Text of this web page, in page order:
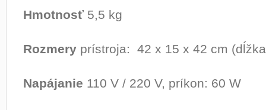
Hmotnosť 5,5 kg
Rozmery prístroja: 42 x 15 x 42 cm
Napájanie 110 V / 220 V, príkon: 60 W